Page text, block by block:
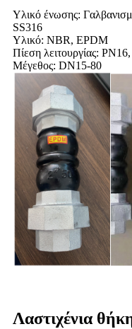
Υλικό ένωσης:
SS316
Υλικό: NBR, EPDM
Πίεση λειτουργίας:
Μέγεθος: DN15-80
Λαστιχένια